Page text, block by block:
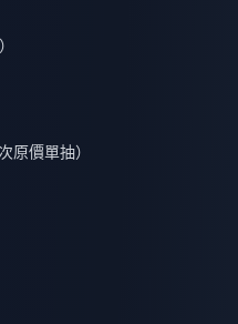
價單抽）